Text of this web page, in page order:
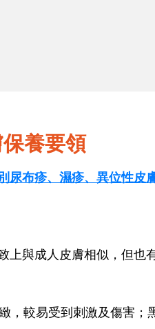
養要領
布疹、濕疹、異位性皮
與成人皮膚相似，但也
，較易受到刺激及傷害；